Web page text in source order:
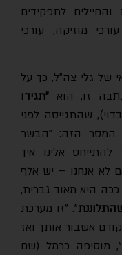
לתפקידים
מוזיקה, עורכי
צה"ל, כך על
זו, הוא"תגידו
שהתגייסה לפני
הזה: "הבשר
אלינו איך
אנחנו – יש אלף
מאוד גברית,
". "זו מערכת
אשבור אותך ואז
כרמל (שם